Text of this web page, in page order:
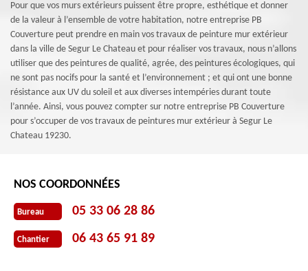
Pour que vos murs extérieurs puissent être propre, esthétique et donner
de la valeur à l’ensemble de votre habitation, notre entreprise PB
Couverture peut prendre en main vos travaux de peinture mur extérieur
dans la ville de Segur Le Chateau et pour réaliser vos travaux, nous n’allons
utiliser que des peintures de qualité, agrée, des peintures écologiques, qui
ne sont pas nocifs pour la santé et l’environnement ; et qui ont une bonne
résistance aux UV du soleil et aux diverses intempéries durant toute
l’année. Ainsi, vous pouvez compter sur notre entreprise PB Couverture
pour s’occuper de vos travaux de peintures mur extérieur à Segur Le
Chateau 19230.
NOS COORDONNÉES
Bureau 05 33 06 28 86
Chantier 06 43 65 91 89